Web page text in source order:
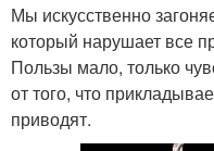
Мы искусственно
который нарушает все
Пользы мало, только
от того, что
приводят.